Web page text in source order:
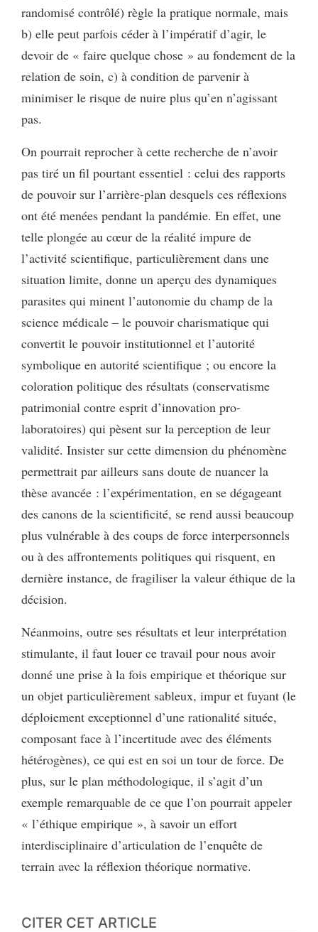
randomisé contrôlé) règle la pratique normale, mais
b) elle peut parfois céder à l’impératif d’agir, le
devoir de « faire quelque chose » au fondement de la
relation de soin, c) à condition de parvenir à
minimiser le risque de nuire plus qu’en n’agissant
pas.
On pourrait reprocher à cette recherche de n’avoir
pas tiré un fil pourtant essentiel : celui des rapports
de pouvoir sur l’arrière-plan desquels ces réflexions
ont été menées pendant la pandémie. En effet, une
telle plongée au cœur de la réalité impure de
l’activité scientifique, particulièrement dans une
situation limite, donne un aperçu des dynamiques
parasites qui minent l’autonomie du champ de la
science médicale – le pouvoir charismatique qui
convertit le pouvoir institutionnel et l’autorité
symbolique en autorité scientifique ; ou encore la
coloration politique des résultats (conservatisme
patrimonial contre esprit d’innovation pro-
laboratoires) qui pèsent sur la perception de leur
validité. Insister sur cette dimension du phénomène
permettrait par ailleurs sans doute de nuancer la
thèse avancée : l’expérimentation, en se dégageant
des canons de la scientificité, se rend aussi beaucoup
plus vulnérable à des coups de force interpersonnels
ou à des affrontements politiques qui risquent, en
dernière instance, de fragiliser la valeur éthique de la
décision.
Néanmoins, outre ses résultats et leur interprétation
stimulante, il faut louer ce travail pour nous avoir
donné une prise à la fois empirique et théorique sur
un objet particulièrement sableux, impur et fuyant (le
déploiement exceptionnel d’une rationalité située,
composant face à l’incertitude avec des éléments
hétérogènes), ce qui est en soi un tour de force. De
plus, sur le plan méthodologique, il s’agit d’un
exemple remarquable de ce que l’on pourrait appeler
« l’éthique empirique », à savoir un effort
interdisciplinaire d’articulation de l’enquête de
terrain avec la réflexion théorique normative.
CITER CET ARTICLE